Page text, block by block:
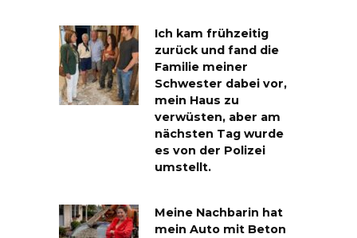
Ich kam frühzeitig
zurück und fand die
Familie meiner
Schwester dabei vor,
mein Haus zu
verwüsten, aber am
nächsten Tag wurde
es von der Polizei
umstellt.
Meine Nachbarin hat
mein Auto mit Beton